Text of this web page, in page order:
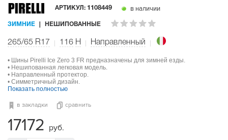
АРТИКУЛ: 1108449 в наличии
ЗИМНИЕ НЕШИПОВАННЫЕ
265/65 R17 116 H Направленный
• Шины Pirelli Ice Zero 3 FR предназначены для зимней езды.
• Нешипованная легковая модель.
• Направленный протектор.
• Симметричный дизайн.
Показать полностью
в закладки сравнить
17172 руб.